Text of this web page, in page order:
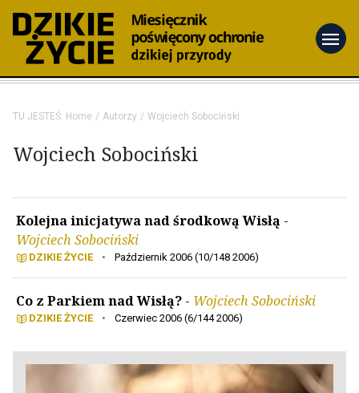
menu
TU JESTEŚ: Home Autorzy Wojciech Sobociński
Wojciech Sobociński
Kolejna inicjatywa nad środkową Wisłą -
Wojciech Sobociński
DZIKIE ŻYCIE • Październik 2006 (10/148 2006)
Co z Parkiem nad Wisłą? - Wojciech Sobociński
DZIKIE ŻYCIE • Czerwiec 2006 (6/144 2006)